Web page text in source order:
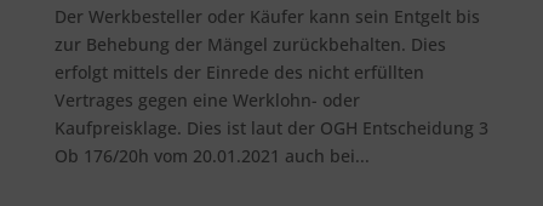
Der Werkbesteller oder Käufer kann sein Entgelt bis
zur Behebung der Mängel zurückbehalten. Dies
erfolgt mittels der Einrede des nicht erfüllten
Vertrages gegen eine Werklohn- oder
Kaufpreisklage. Dies ist laut der OGH Entscheidung 3
Ob 176/20h vom 20.01.2021 auch bei...